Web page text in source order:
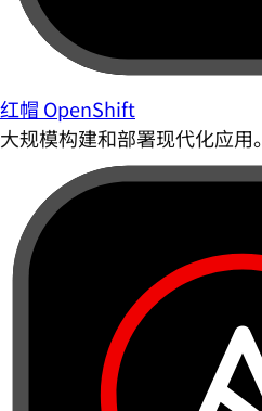
红帽 OpenShift
大规模构建和部署现代化应用。